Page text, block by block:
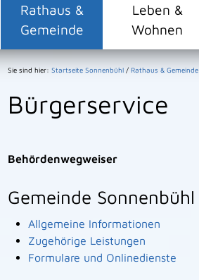
Rathaus &
Gemeinde
Leben &
Wohnen
Sie sind hier: Startseite Sonnenbühl / Rathaus & Gemeinde
Bürgerservice
Behördenwegweiser
Gemeinde Sonnenbühl
Allgemeine Informationen
Zugehörige Leistungen
Formulare und Onlinedienste